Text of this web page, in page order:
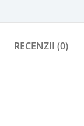
RECENZII (0)